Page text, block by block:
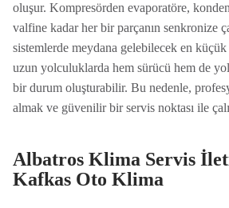
oluşur. Kompresörden evaporatöre,
valfine kadar her bir parçanın senkronize
sistemlerde meydana gelebilecek en
uzun yolculuklarda hem sürücü hem de
bir durum oluşturabilir. Bu nedenle,
almak ve güvenilir bir servis noktası ile
Albatros Klima Servis
Kafkas Oto Klima